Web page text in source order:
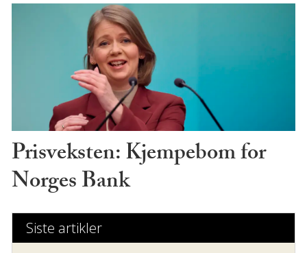
Prisveksten: Kjempebom for
Norges Bank
Siste artikler